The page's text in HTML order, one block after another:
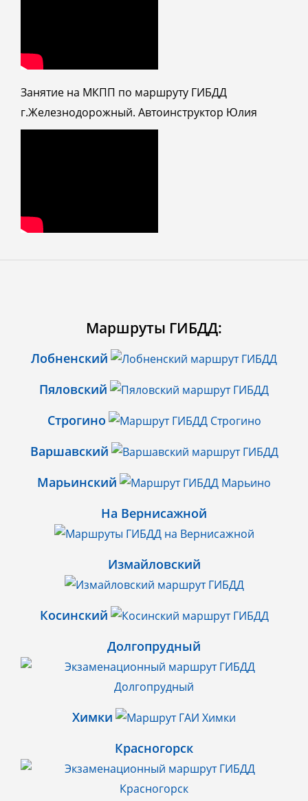
Занятие на МКПП по маршруту ГИБДД
г.Железнодорожный. Автоинструктор Юлия
Маршруты ГИБДД:
Лобненский
Пяловский
Строгино
Варшавский
Марьинский
На Вернисажной
Измайловский
Косинский
Долгопрудный
Химки
Красногорск